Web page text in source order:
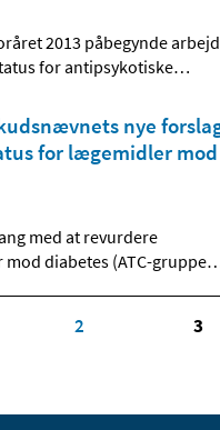
2013 påbegynde
for antipsykotiske…
nye
for lægemidler mod
med at revurdere
diabetes (ATC-gruppe
2 3